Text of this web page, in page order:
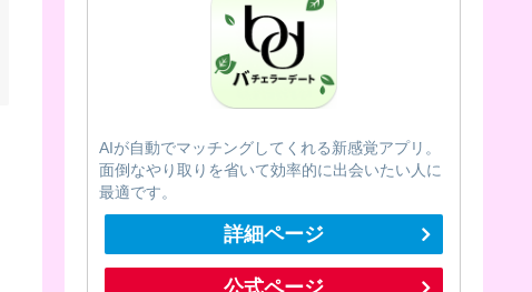
AIが自動でマッチングしてくれる新感覚アプリ。
面倒なやり取りを省いて効率的に出会いたい人に
最適です。
詳細ページ
公式ページ